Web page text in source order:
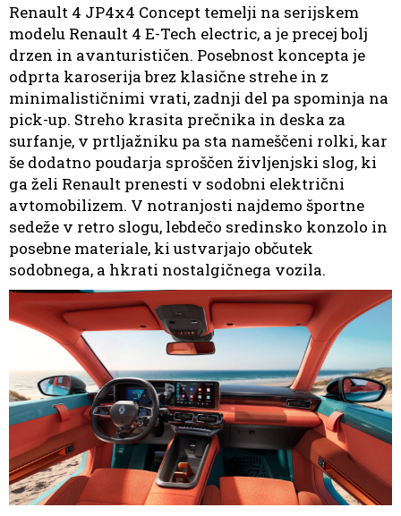
Renault 4 JP4x4 Concept temelji na serijskem
modelu Renault 4 E-Tech electric, a je precej bolj
drzen in avanturističen. Posebnost koncepta je
odprta karoserija brez klasične strehe in z
minimalističnimi vrati, zadnji del pa spominja na
pick-up. Streho krasita prečnika in deska za
surfanje, v prtljažniku pa sta nameščeni rolki, kar
še dodatno poudarja sproščen življenjski slog, ki
ga želi Renault prenesti v sodobni električni
avtomobilizem. V notranjosti najdemo športne
sedeže v retro slogu, lebdečo sredinsko konzolo in
posebne materiale, ki ustvarjajo občutek
sodobnega, a hkrati nostalgičnega vozila.